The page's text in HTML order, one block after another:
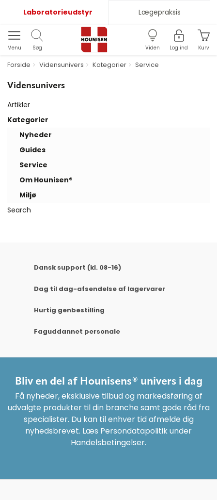
Laboratorieudstyr Lægepraksis
Menu Søg Viden Log ind Kurv
Forside Vidensunivers Kategorier Service
Vidensunivers
Artikler
Kategorier
Nyheder
Guides
Service
Om Hounisen®
Miljø
Search
Dansk support (kl. 08-16)
Dag til dag-afsendelse af lagervarer
Hurtig genbestilling
Faguddannet personale
Bliv en del af Hounisens® univers i dag
Få nyheder, eksklusive tilbud og markedsføring af
udvalgte produkter til din branche samt gode råd fra
specialister. Du kan til enhver tid afmelde dig
nyhedsbrevet. Læs Persondatapolitik under
Handelsbetingelser.